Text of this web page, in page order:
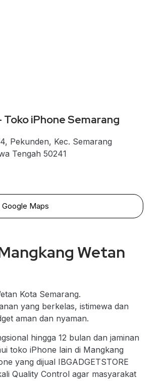
Toko iPhone Semarang
Pekunden, Kec. Semarang
Tengah 50241
Google Maps
Wetan
Kota Semarang.
yang berkelas, istimewa dan
aman dan nyaman.
hingga 12 bulan dan jaminan
toko iPhone lain di Mangkang
yang dijual IBGADGETSTORE
Quality Control agar masyarakat